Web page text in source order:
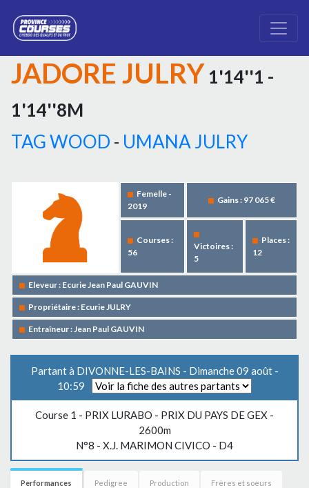
JADORE JULRY 1'14''1 -
1'14''8M
TAG WOOD - UMANA JULRY
Femelle -
2019
Gains : 97 065 €
Courses :
56
Victoires :
5
Places :
12
Eleveur : Ecurie Jean Paul GAUVIN
Propriétaire : Ecurie JULRY
Entraîneur : Jean Paul GAUVIN
Partant à DIVONNE-LES-BAINS - Dimanche 09 août -
10:59
Course 1 - PRIX LURABO - PRIX DU PAYS DE GEX -
2600m
N°8 - X.J. MARIMON CIVICO - D4
Performances Pedigree Production Frères et soeurs